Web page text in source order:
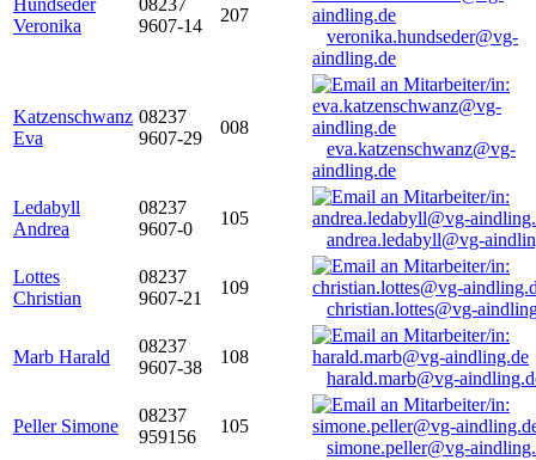
Hundseder
Veronika
08237
9607-14
207
veronika.hundseder@vg-
aindling.de
Katzenschwanz
Eva
08237
9607-29
008
eva.katzenschwanz@vg-
aindling.de
Ledabyll
Andrea
08237
9607-0
105
andrea.ledabyll@vg-
Lottes
Christian
08237
9607-21
109
christian.lottes@vg-
Marb Harald
08237
9607-38
108
harald.marb@vg-
Peller Simone
08237
959156
105
simone.peller@vg-